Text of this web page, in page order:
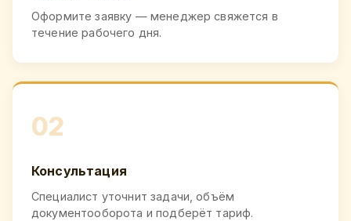
Оформите заявку — менеджер свяжется в
течение рабочего дня.
02
Консультация
Специалист уточнит задачи, объём
документооборота и подберёт тариф.